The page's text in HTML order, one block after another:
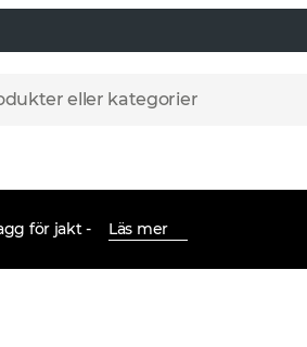
eller kategorier
för jakt - Läs mer